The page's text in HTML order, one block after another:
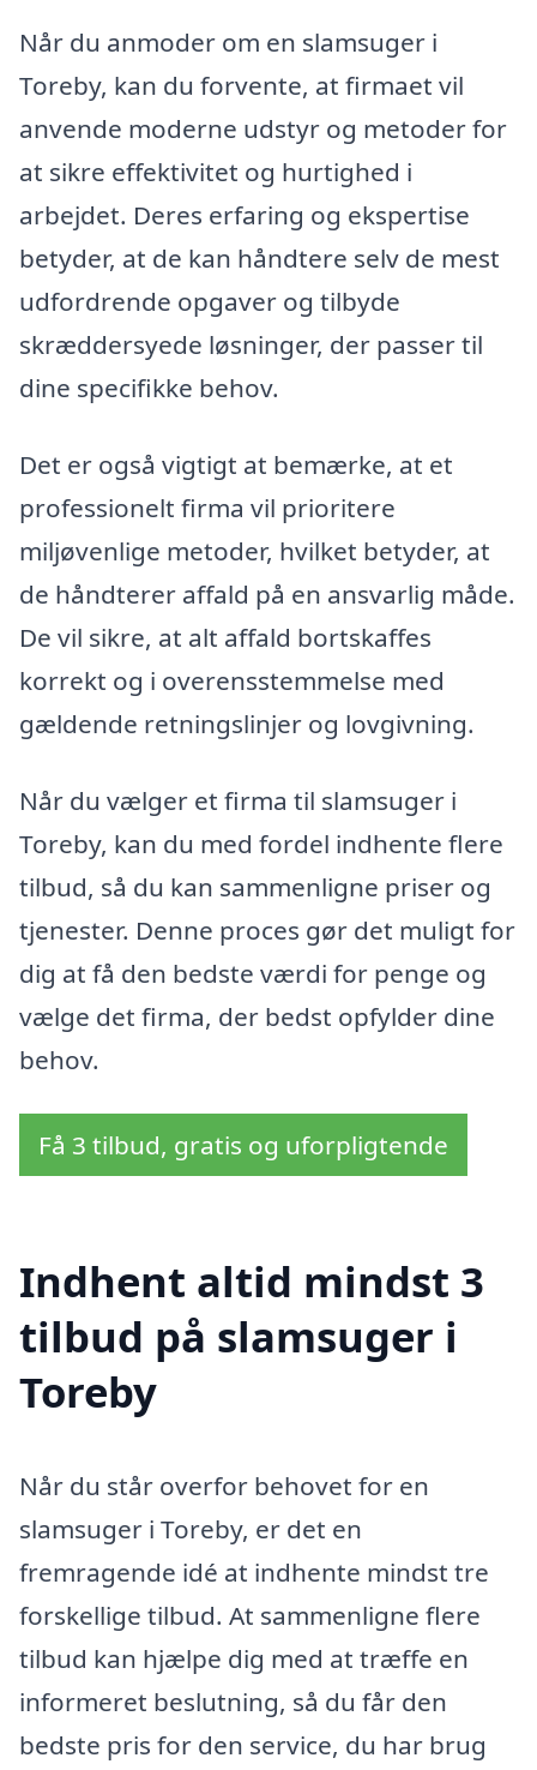
Når du anmoder om en slamsuger i
Toreby, kan du forvente, at firmaet vil
anvende moderne udstyr og metoder for
at sikre effektivitet og hurtighed i
arbejdet. Deres erfaring og ekspertise
betyder, at de kan håndtere selv de mest
udfordrende opgaver og tilbyde
skræddersyede løsninger, der passer til
dine specifikke behov.
Det er også vigtigt at bemærke, at et
professionelt firma vil prioritere
miljøvenlige metoder, hvilket betyder, at
de håndterer affald på en ansvarlig måde.
De vil sikre, at alt affald bortskaffes
korrekt og i overensstemmelse med
gældende retningslinjer og lovgivning.
Når du vælger et firma til slamsuger i
Toreby, kan du med fordel indhente flere
tilbud, så du kan sammenligne priser og
tjenester. Denne proces gør det muligt for
dig at få den bedste værdi for penge og
vælge det firma, der bedst opfylder dine
behov.
Få 3 tilbud, gratis og uforpligtende
Indhent altid mindst 3
tilbud på slamsuger i
Toreby
Når du står overfor behovet for en
slamsuger i Toreby, er det en
fremragende idé at indhente mindst tre
forskellige tilbud. At sammenligne flere
tilbud kan hjælpe dig med at træffe en
informeret beslutning, så du får den
bedste pris for den service, du har brug